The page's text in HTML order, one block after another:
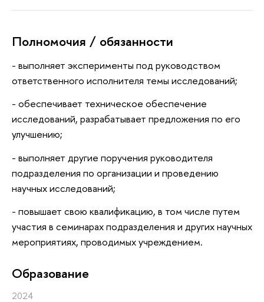
Полномочия / обязанности
- выполняет эксперименты под руководством
ответственного исполнителя темы исследований;
- обеспечивает техническое обеспечение
исследований, разрабатывает предложения по его
улучшению;
- выполняет другие поручения руководителя
подразделения по организации и проведению
научных исследований;
- повышает свою квалификацию, в том числе путем
участия в семинарах подразделения и других научных
мероприятиях, проводимых учреждением.
Oбразование
2024